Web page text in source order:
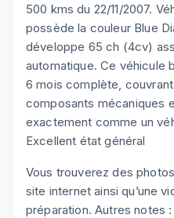
500 kms du 22/11/2007.
possède la couleur Blue
développe 65 ch (4cv)
automatique. Ce véhicule
6 mois complète,
composants mécaniques
exactement comme un
Excellent état général
Vous trouverez des
site internet ainsi qu’une
préparation. Autres notes